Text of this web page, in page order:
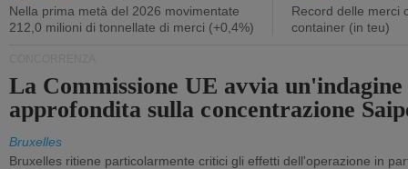
Nella prima metà del 2026 movimentate
212,0 milioni di tonnellate di merci (+0,4%)
Record delle merci
container (in teu)
La Commissione UE avvia un'indagine
approfondita sulla concentrazione
Bruxelles
Bruxelles ritiene particolarmente critici gli effetti dell'operazione in